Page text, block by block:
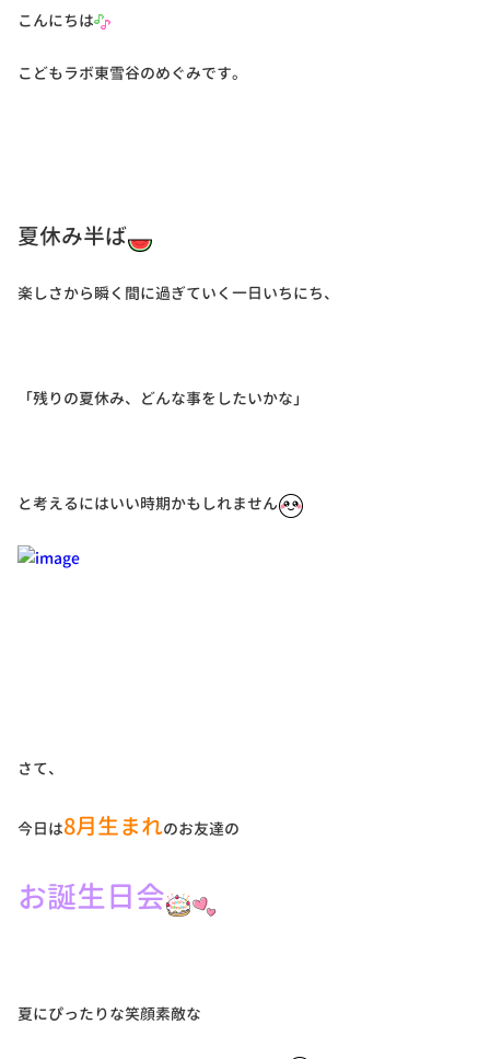
こんにちは
こどもラボ東雪谷のめぐみです。
夏休み半ば
楽しさから瞬く間に過ぎていく一日いちにち、
「残りの夏休み、どんな事をしたいかな」
と考えるにはいい時期かもしれません
さて、
今日は8月生まれのお友達の
お誕生日会
夏にぴったりな笑顔素敵な